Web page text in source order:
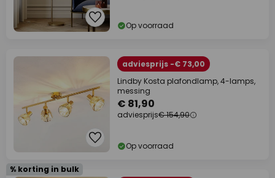
Op voorraad
adviesprijs -€ 73,00
Lindby Kosta plafondlamp, 4-lamps,
messing
€ 81,90
adviesprijs€ 154,90
Op voorraad
% korting in bulk